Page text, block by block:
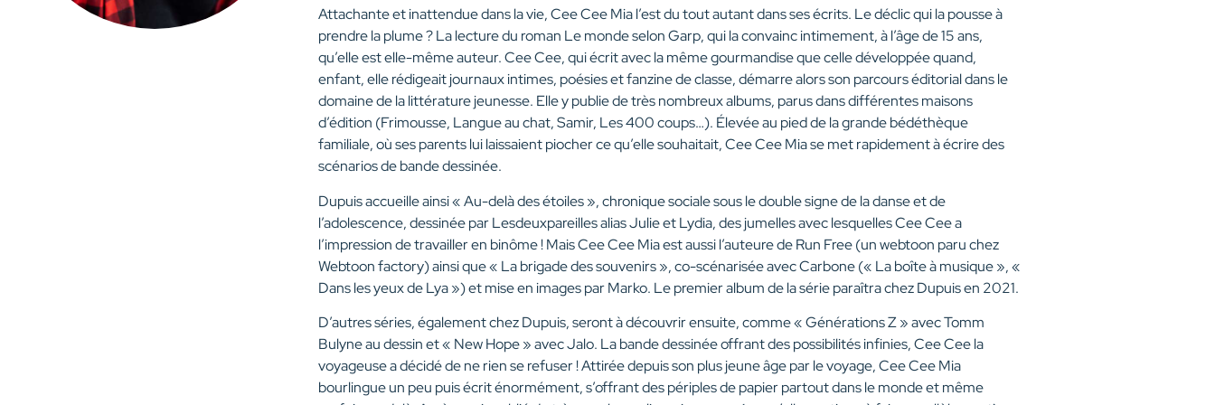
Attachante et inattendue dans la vie, Cee Cee Mia l’est du tout autant dans ses écrits. Le déclic qui la pousse à
prendre la plume ? La lecture du roman Le monde selon Garp, qui la convainc intimement, à l’âge de 15 ans,
qu’elle est elle-même auteur. Cee Cee, qui écrit avec la même gourmandise que celle développée quand,
enfant, elle rédigeait journaux intimes, poésies et fanzine de classe, démarre alors son parcours éditorial dans le
domaine de la littérature jeunesse. Elle y publie de très nombreux albums, parus dans différentes maisons
d’édition (Frimousse, Langue au chat, Samir, Les 400 coups…). Élevée au pied de la grande bédéthèque
familiale, où ses parents lui laissaient piocher ce qu’elle souhaitait, Cee Cee Mia se met rapidement à écrire des
scénarios de bande dessinée.
Dupuis accueille ainsi « Au-delà des étoiles », chronique sociale sous le double signe de la danse et de
l’adolescence, dessinée par Lesdeuxpareilles alias Julie et Lydia, des jumelles avec lesquelles Cee Cee a
l’impression de travailler en binôme ! Mais Cee Cee Mia est aussi l’auteure de Run Free (un webtoon paru chez
Webtoon factory) ainsi que « La brigade des souvenirs », co-scénarisée avec Carbone (« La boîte à musique », «
Dans les yeux de Lya ») et mise en images par Marko. Le premier album de la série paraîtra chez Dupuis en 2021.
D’autres séries, également chez Dupuis, seront à découvrir ensuite, comme « Générations Z » avec Tomm
Bulyne au dessin et « New Hope » avec Jalo. La bande dessinée offrant des possibilités infinies, Cee Cee la
voyageuse a décidé de ne rien se refuser ! Attirée depuis son plus jeune âge par le voyage, Cee Cee Mia
bourlingue un peu puis écrit énormément, s’offrant des périples de papier partout dans le monde et même